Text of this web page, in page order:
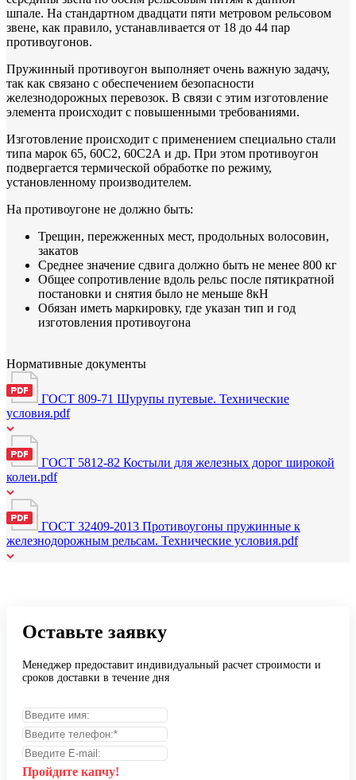
шпале. На стандартном двадцати пяти метровом рельсовом
звене, как правило, устанавливается от 18 до 44 пар
противоугонов.
Пружинный противоугон выполняет очень важную задачу,
так как связано с обеспечением безопасности
железнодорожных перевозок. В связи с этим изготовление
элемента происходит с повышенными требованиями.
Изготовление происходит с применением специально стали
типа марок 65, 60С2, 60С2А и др. При этом противоугон
подвергается термической обработке по режиму,
установленному производителем.
На противоугоне не должно быть:
Трещин, пережженных мест, продольных волосовин,
закатов
Среднее значение сдвига должно быть не менее 800 кг
Общее сопротивление вдоль рельс после пятикратной
постановки и снятия было не меньше 8кН
Обязан иметь маркировку, где указан тип и год
изготовления противоугона
Нормативные документы
ГОСТ 809-71 Шурупы путевые. Технические
условия.pdf
ГОСТ 5812-82 Костыли для железных дорог широкой
колеи.pdf
ГОСТ 32409-2013 Противоугоны пружинные к
железнодорожным рельсам. Технические условия.pdf
Оставьте заявку
Менеджер предоставит индивидуальный расчет строимости и
сроков доставки в течение дня
Пройдите капчу!